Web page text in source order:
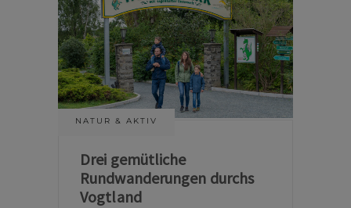
NATUR & AKTIV
Drei gemütliche
Rundwanderungen durchs
Vogtland